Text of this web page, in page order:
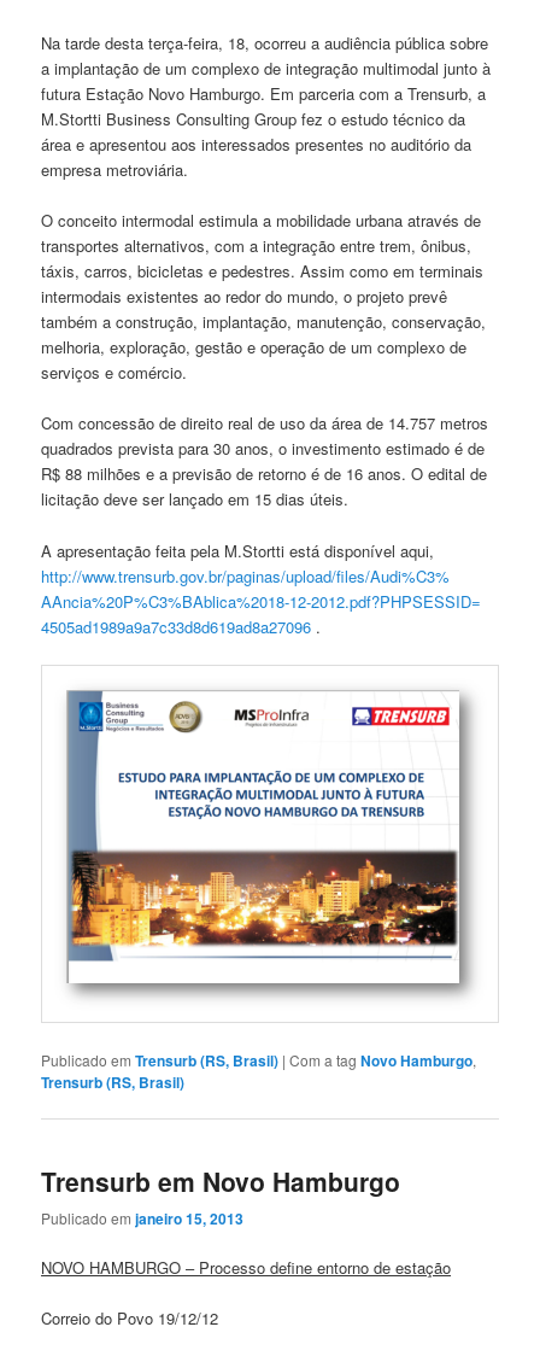
Na tarde desta terça-feira, 18, ocorreu a audiência pública sobre
a implantação de um complexo de integração multimodal junto à
futura Estação Novo Hamburgo. Em parceria com a Trensurb, a
M.Stortti Business Consulting Group fez o estudo técnico da
área e apresentou aos interessados presentes no auditório da
empresa metroviária.
O conceito intermodal estimula a mobilidade urbana através de
transportes alternativos, com a integração entre trem, ônibus,
táxis, carros, bicicletas e pedestres. Assim como em terminais
intermodais existentes ao redor do mundo, o projeto prevê
também a construção, implantação, manutenção, conservação,
melhoria, exploração, gestão e operação de um complexo de
serviços e comércio.
Com concessão de direito real de uso da área de 14.757 metros
quadrados prevista para 30 anos, o investimento estimado é de
R$ 88 milhões e a previsão de retorno é de 16 anos. O edital de
licitação deve ser lançado em 15 dias úteis.
A apresentação feita pela M.Stortti está disponível aqui,
http://www.trensurb.gov.br/paginas/upload/files/Audi%C3%
AAncia%20P%C3%BAblica%2018-12-2012.pdf?PHPSESSID=
4505ad1989a9a7c33d8d619ad8a27096 .
Publicado em Trensurb (RS, Brasil) |Com a tagNovo Hamburgo,
Trensurb (RS, Brasil)
Trensurb em Novo Hamburgo
Publicado emjaneiro 15, 2013
NOVO HAMBURGO – Processo define entorno de estação
Correio do Povo 19/12/12